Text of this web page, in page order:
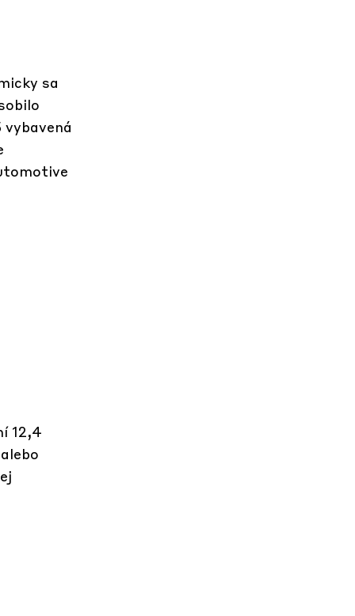
sa
12,4